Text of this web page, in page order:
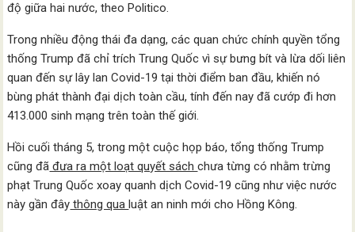
độ giữa hai nước, theo Politico.
Trong nhiều động thái đa dạng, các quan chức chính quyền tổng
thống Trump đã chỉ trích Trung Quốc vì sự bưng bít và lừa dối liên
quan đến sự lây lan Covid-19 tại thời điểm ban đầu, khiến nó
bùng phát thành đại dịch toàn cầu, tính đến nay đã cướp đi hơn
413.000 sinh mạng trên toàn thế giới.
Hồi cuối tháng 5, trong một cuộc họp báo, tổng thống Trump
cũng đã đưa ra một loạt quyết sáchchưa từng có nhằm trừng
phạt Trung Quốc xoay quanh dịch Covid-19 cũng như việc nước
này gần đây thông qualuật an ninh mới cho Hồng Kông.